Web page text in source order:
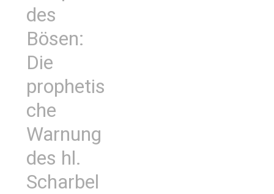
des
Bösen:
Die
prophetis
che
Warnung
des hl.
Scharbel